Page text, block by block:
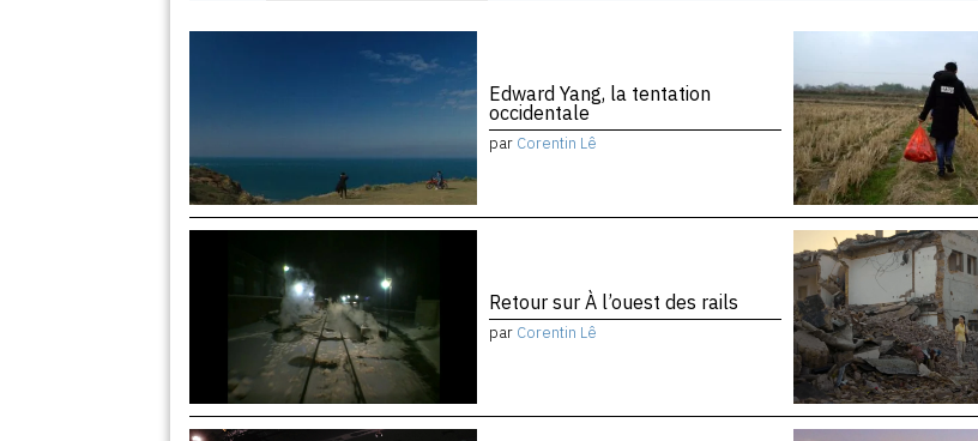
Edward Yang, la tentation
occidentale
par Corentin Lê
Retour sur À l’ouest des rails
par Corentin Lê